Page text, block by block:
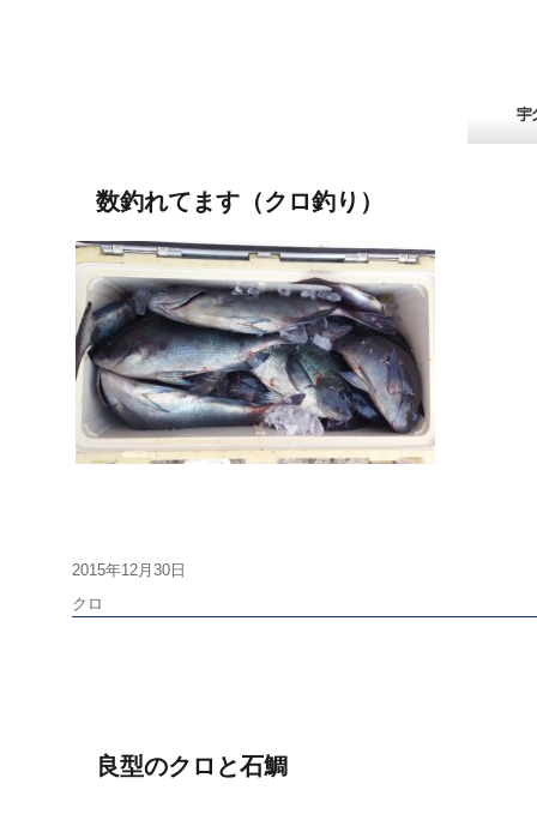
数釣れてます（クロ釣り）
投
稿
日:
2015年12月30日
タ
クロ
良型のクロと石鯛